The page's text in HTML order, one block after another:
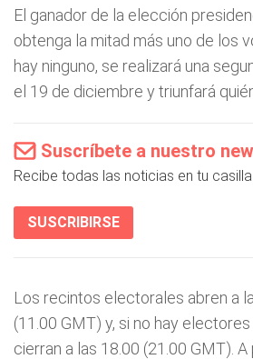
El ganador de la elección
obtenga la mitad más uno de los
hay ninguno, se realizará una
el 19 de diciembre y triunfará
Suscríbete a nuestro
Recibe todas las noticias en tu
SUSCRIBIRSE
Los recintos electorales abren a
(11.00 GMT) y, si no hay electores
cierran a las 18.00 (21.00 GMT). A